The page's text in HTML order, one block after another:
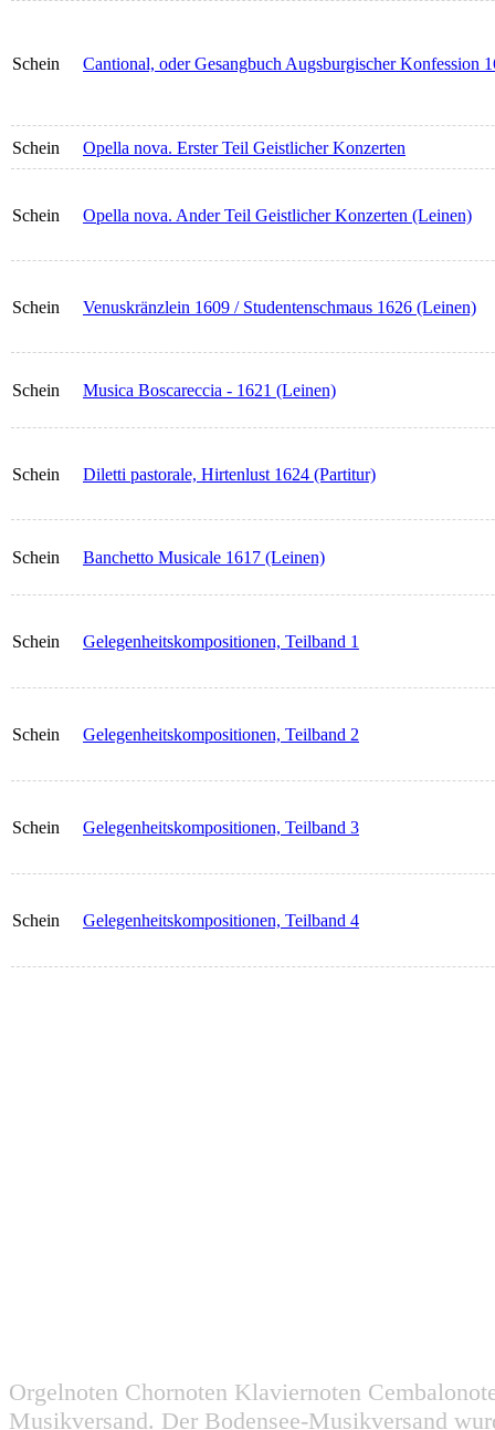
Schein Cantional, oder Gesangbuch Augsburgischer Konfession
Schein Opella nova. Erster Teil Geistlicher Konzerten
Schein Opella nova. Ander Teil Geistlicher Konzerten (Leinen)
Schein Venuskränzlein 1609 / Studentenschmaus 1626 (Leinen)
Schein Musica Boscareccia - 1621 (Leinen)
Schein Diletti pastorale, Hirtenlust 1624 (Partitur)
Schein Banchetto Musicale 1617 (Leinen)
Schein Gelegenheitskompositionen, Teilband 1
Schein Gelegenheitskompositionen, Teilband 2
Schein Gelegenheitskompositionen, Teilband 3
Schein Gelegenheitskompositionen, Teilband 4
Orgelnoten Chornoten Klaviernoten
Musikversand. Der Bodensee-Musikversand